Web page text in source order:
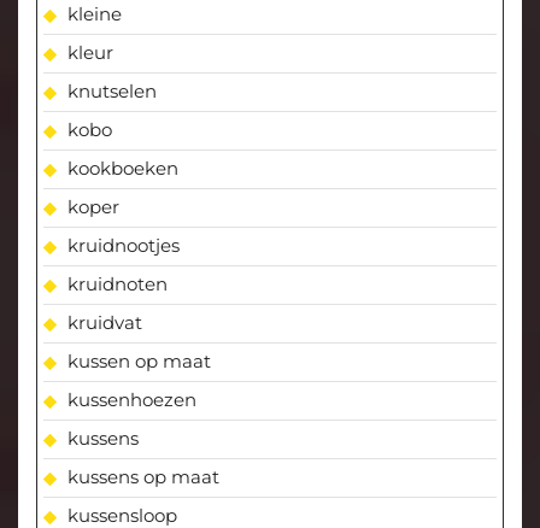
kleine
kleur
knutselen
kobo
kookboeken
koper
kruidnootjes
kruidnoten
kruidvat
kussen op maat
kussenhoezen
kussens
kussens op maat
kussensloop